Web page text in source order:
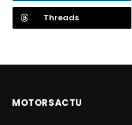
Threads
MOTORSACTU